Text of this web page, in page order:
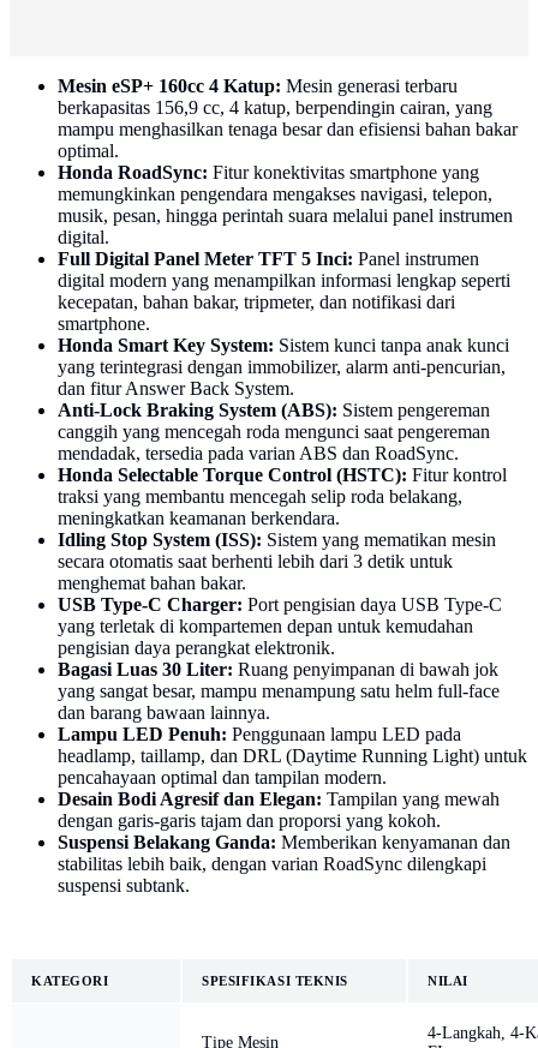
Mesin eSP+ 160cc 4 Katup: Mesin generasi terbaru
berkapasitas 156,9 cc, 4 katup, berpendingin cairan, yang
mampu menghasilkan tenaga besar dan efisiensi bahan bakar
optimal.
Honda RoadSync: Fitur konektivitas smartphone yang
memungkinkan pengendara mengakses navigasi, telepon,
musik, pesan, hingga perintah suara melalui panel instrumen
digital.
Full Digital Panel Meter TFT 5 Inci: Panel instrumen
digital modern yang menampilkan informasi lengkap seperti
kecepatan, bahan bakar, tripmeter, dan notifikasi dari
smartphone.
Honda Smart Key System: Sistem kunci tanpa anak kunci
yang terintegrasi dengan immobilizer, alarm anti-pencurian,
dan fitur Answer Back System.
Anti-Lock Braking System (ABS): Sistem pengereman
canggih yang mencegah roda mengunci saat pengereman
mendadak, tersedia pada varian ABS dan RoadSync.
Honda Selectable Torque Control (HSTC): Fitur kontrol
traksi yang membantu mencegah selip roda belakang,
meningkatkan keamanan berkendara.
Idling Stop System (ISS): Sistem yang mematikan mesin
secara otomatis saat berhenti lebih dari 3 detik untuk
menghemat bahan bakar.
USB Type-C Charger: Port pengisian daya USB Type-C
yang terletak di kompartemen depan untuk kemudahan
pengisian daya perangkat elektronik.
Bagasi Luas 30 Liter: Ruang penyimpanan di bawah jok
yang sangat besar, mampu menampung satu helm full-face
dan barang bawaan lainnya.
Lampu LED Penuh: Penggunaan lampu LED pada
headlamp, taillamp, dan DRL (Daytime Running Light) untuk
pencahayaan optimal dan tampilan modern.
Desain Bodi Agresif dan Elegan: Tampilan yang mewah
dengan garis-garis tajam dan proporsi yang kokoh.
Suspensi Belakang Ganda: Memberikan kenyamanan dan
stabilitas lebih baik, dengan varian RoadSync dilengkapi
suspensi subtank.
KATEGORI SPESIFIKASI TEKNIS NILAI
Tipe Mesin
4-Langkah, 4-